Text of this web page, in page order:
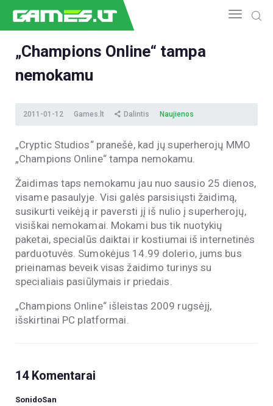
NAUJIENOS
ESPORTAS
VIDEO
APŽVALGOS
ŽAIDIMAI
„Champions Online“ tampa
nemokamu
2011-01-12 Games.lt Dalintis Naujienos
„Cryptic Studios“ pranešė, kad jų superherojų MMO
„Champions Online“ tampa nemokamu.
Žaidimas taps nemokamu jau nuo sausio 25 dienos,
visame pasaulyje. Visi galės parsisiųsti žaidimą,
susikurti veikėją ir paversti jį iš nulio į superherojų,
visiškai nemokamai. Mokami bus tik nuotykių
paketai, specialūs daiktai ir kostiumai iš internetinės
parduotuvės. Sumokėjus 14.99 dolerio, jums bus
prieinamas beveik visas žaidimo turinys su
specialiais pasiūlymais ir priedais.
„Champions Online“ išleistas 2009 rugsėjį,
išskirtinai PC platformai.
14 Komentarai
SonidoSan